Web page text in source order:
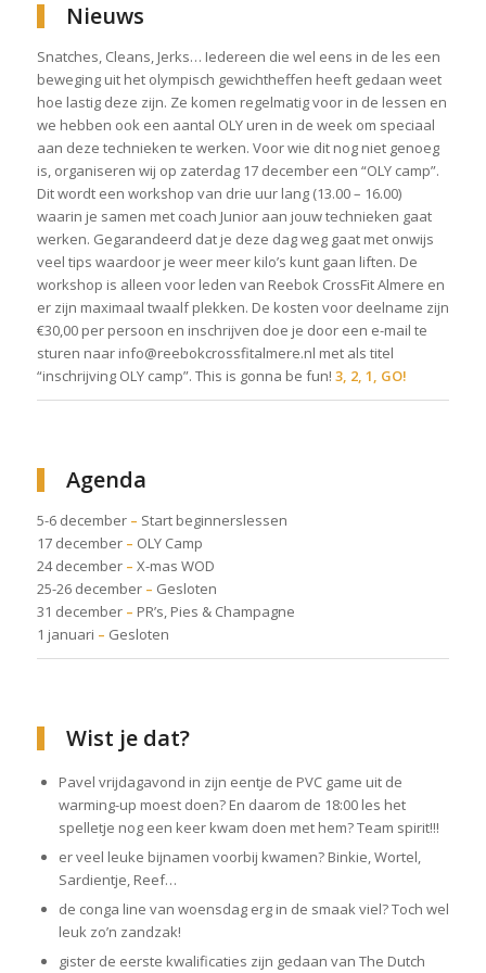
Nieuws
Snatches, Cleans, Jerks… Iedereen die wel eens in de les een
beweging uit het olympisch gewichtheffen heeft gedaan weet
hoe lastig deze zijn. Ze komen regelmatig voor in de lessen en
we hebben ook een aantal OLY uren in de week om speciaal
aan deze technieken te werken. Voor wie dit nog niet genoeg
is, organiseren wij op zaterdag 17 december een “OLY camp”.
Dit wordt een workshop van drie uur lang (13.00 – 16.00)
waarin je samen met coach Junior aan jouw technieken gaat
werken. Gegarandeerd dat je deze dag weg gaat met onwijs
veel tips waardoor je weer meer kilo’s kunt gaan liften. De
workshop is alleen voor leden van Reebok CrossFit Almere en
er zijn maximaal twaalf plekken. De kosten voor deelname zijn
€30,00 per persoon en inschrijven doe je door een e-mail te
sturen naar info@reebokcrossfitalmere.nl met als titel
“inschrijving OLY camp”. This is gonna be fun! 3, 2, 1, GO!
Agenda
5-6 december – Start beginnerslessen
17 december – OLY Camp
24 december – X-mas WOD
25-26 december – Gesloten
31 december – PR’s, Pies & Champagne
1 januari – Gesloten
Wist je dat?
Pavel vrijdagavond in zijn eentje de PVC game uit de
warming-up moest doen? En daarom de 18:00 les het
spelletje nog een keer kwam doen met hem? Team spirit!!!
er veel leuke bijnamen voorbij kwamen? Binkie, Wortel,
Sardientje, Reef…
de conga line van woensdag erg in de smaak viel? Toch wel
leuk zo’n zandzak!
gister de eerste kwalificaties zijn gedaan van The Dutch